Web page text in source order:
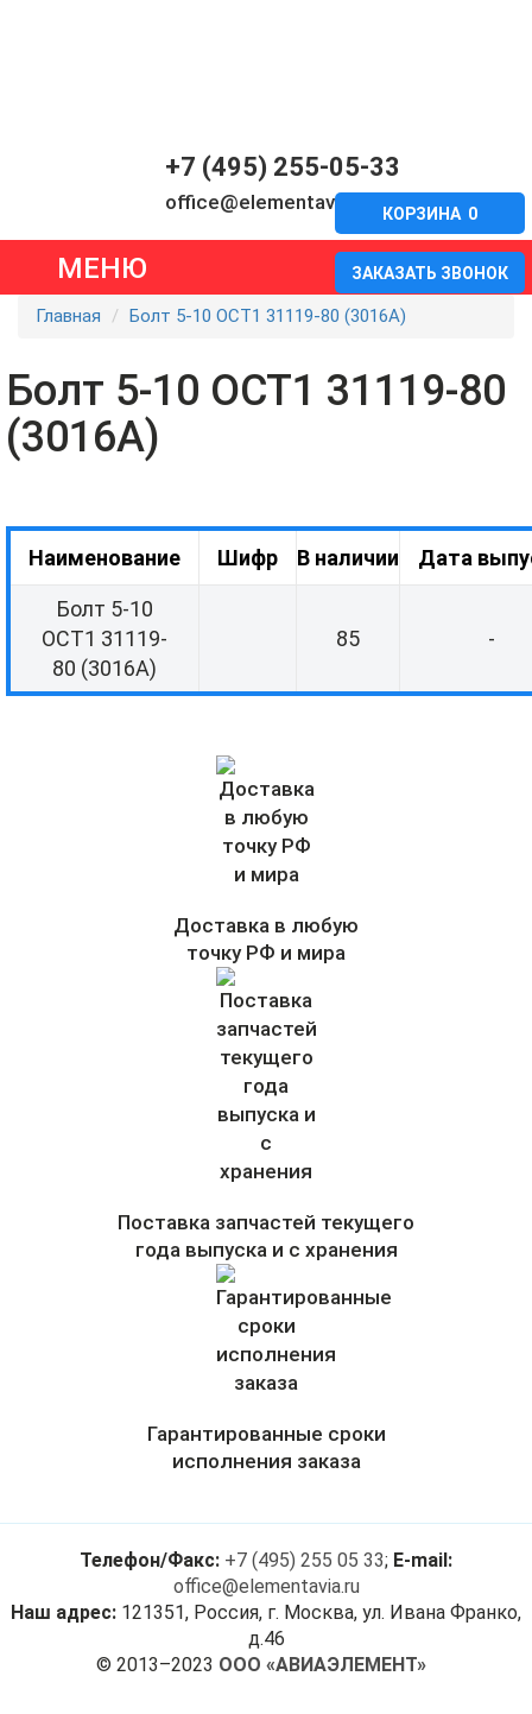
+7 (495) 255-05-33
office@elementavia.ru
ЗАКАЗАТЬ ЗВОНОК
КОРЗИНА 0
МЕНЮ
Главная Болт 5-10 ОСТ1 31119-80 (3016A)
Болт 5-10 ОСТ1 31119-80
(3016A)
Наименование Шифр В наличии Дата
Болт 5-10
ОСТ1 31119-
80 (3016A)
85 -
Доставка в любую
точку РФ и мира
Поставка запчастей текущего
года выпуска и с хранения
Гарантированные сроки
исполнения заказа
Телефон/Факс: +7 (495) 255 05 33; E-mail:
office@elementavia.ru
Наш адрес: 121351, Россия, г. Москва, ул. Ивана Франко,
д.46
© 2013–2023 ООО «АВИАЭЛЕМЕНТ»